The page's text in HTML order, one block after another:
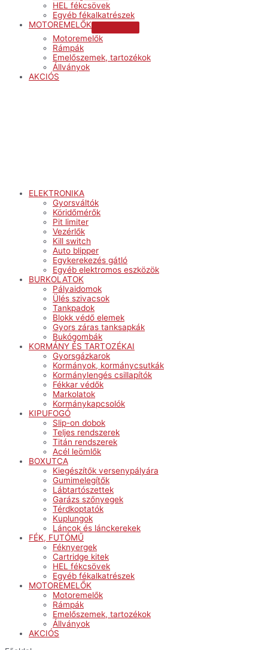
HEL fékcsövek
Egyéb fékalkatrészek
MOTOREMELŐK
Motoremelők
Rámpák
Emelőszemek, tartozékok
Állványok
AKCIÓS
ELEKTRONIKA
Gyorsváltók
Köridőmérők
Pit limiter
Vezérlők
Kill switch
Auto blipper
Egykerekezés gátló
Egyéb elektromos eszközök
BURKOLATOK
Pályaidomok
Ülés szivacsok
Tankpadok
Blokk védő elemek
Gyors záras tanksapkák
Bukógombák
KORMÁNY ÉS TARTOZÉKAI
Gyorsgázkarok
Kormányok, kormánycsutkák
Kormánylengés csillapítók
Fékkar védők
Markolatok
Kormánykapcsolók
KIPUFOGÓ
Slip-on dobok
Teljes rendszerek
Titán rendszerek
Acél leömlők
BOXUTCA
Kiegészítők versenypályára
Gumimelegítők
Lábtartószettek
Garázs szőnyegek
Térdkoptatók
Kuplungok
Láncok és lánckerekek
FÉK, FUTÓMŰ
Féknyergek
Cartridge kitek
HEL fékcsövek
Egyéb fékalkatrészek
MOTOREMELŐK
Motoremelők
Rámpák
Emelőszemek, tartozékok
Állványok
AKCIÓS